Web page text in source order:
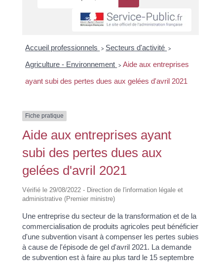
Accueil professionnels > Secteurs d'activité >
Agriculture - Environnement > Aide aux entreprises
ayant subi des pertes dues aux gelées d'avril 2021
Fiche pratique
Aide aux entreprises ayant
subi des pertes dues aux
gelées d'avril 2021
Vérifié le 29/08/2022 - Direction de l'information légale et
administrative (Premier ministre)
Une entreprise du secteur de la transformation et de la
commercialisation de produits agricoles peut bénéficier
d'une subvention visant à compenser les pertes subies
à cause de l'épisode de gel d'avril 2021. La demande
de subvention est à faire au plus tard le 15 septembre